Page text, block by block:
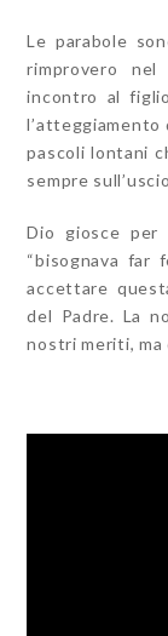
Le parabole
rimprovero
incontro al
l’atteggiamento
pascoli lontani
sempre
Dio giosce
“bisognava far
accettare
del Padre. La
nostri meriti, ma